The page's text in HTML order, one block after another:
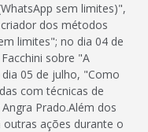
sem limites)",
dos métodos
limites"; no dia 04 de
sobre "A
05 de julho, "Como
com técnicas de
Prado.Além dos
outras ações durante o